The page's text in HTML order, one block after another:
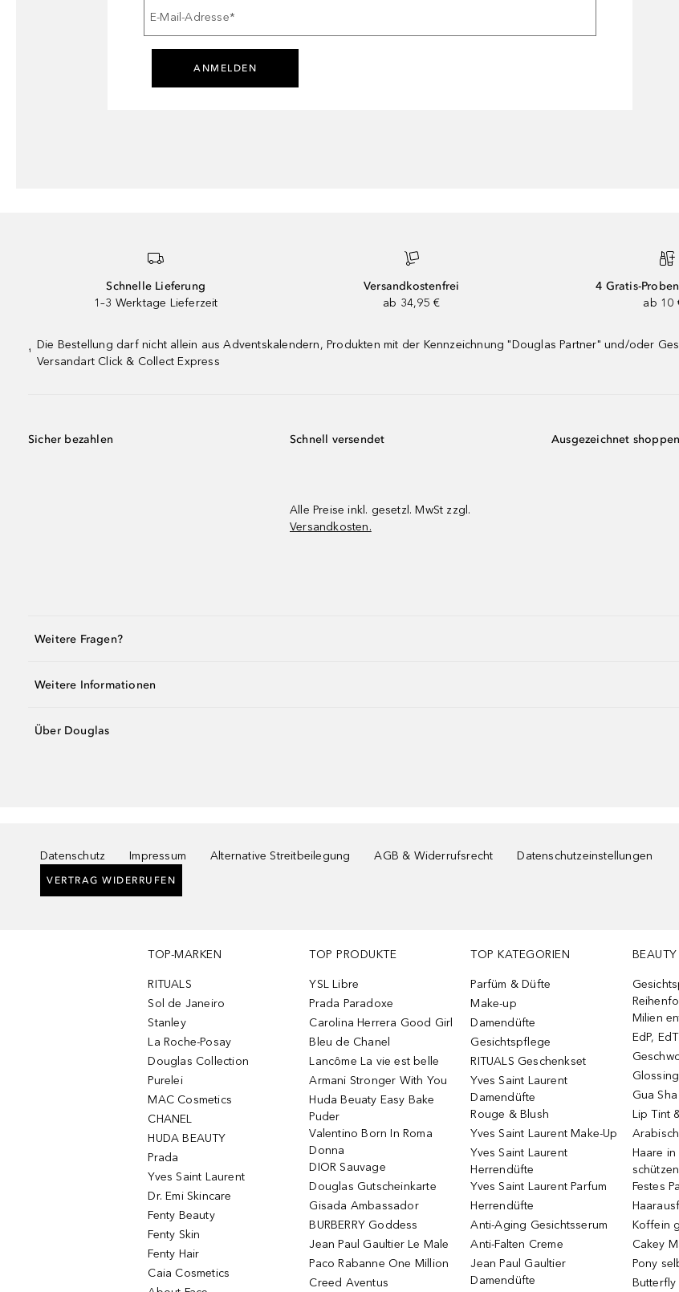
E-Mail-Adresse*
ANMELDEN
Schnelle Lieferung
1–3 Werktage Lieferzeit
Versandkostenfrei
ab 34,95 €
4 Gratis-
ab 10
¹
Die Bestellung darf nicht allein aus Adventskalendern, Produkten mit der Kennzeichnung "Douglas Partner" und/oder
Versandart Click & Collect Express
Sicher bezahlen Schnell versendet
Alle Preise inkl. gesetzl. MwSt zzgl.
Versandkosten.
Ausgezeichnet shoppen
Weitere Fragen?
Weitere Informationen
Über Douglas
Datenschutz Impressum Alternative Streitbeilegung AGB & Widerrufsrecht Datenschutzeinstellungen
VERTRAG WIDERRUFEN
TOP-MARKEN
RITUALS
Sol de Janeiro
Stanley
La Roche-Posay
Douglas Collection
Purelei
MAC Cosmetics
CHANEL
HUDA BEAUTY
Prada
Yves Saint Laurent
Dr. Emi Skincare
Fenty Beauty
Fenty Skin
Fenty Hair
Caia Cosmetics
TOP PRODUKTE
YSL Libre
Prada Paradoxe
Carolina Herrera Good Girl
Bleu de Chanel
Lancôme La vie est belle
Armani Stronger With You
Huda Beuaty Easy Bake
Puder
Valentino Born In Roma
Donna
DIOR Sauvage
Douglas Gutscheinkarte
Gisada Ambassador
BURBERRY Goddess
Jean Paul Gaultier Le Male
Paco Rabanne One Million
Creed Aventus
TOP KATEGORIEN
Parfüm & Düfte
Make-up
Damendüfte
Gesichtspflege
RITUALS Geschenkset
Yves Saint Laurent
Damendüfte
Rouge & Blush
Yves Saint Laurent Make-Up
Yves Saint Laurent
Herrendüfte
Yves Saint Laurent Parfum
Herrendüfte
Anti-Aging Gesichtsserum
Anti-Falten Creme
Jean Paul Gaultier
Damendüfte
Milien
EdP,
Gua
Lip Tint
Haare
schützen
Festes
Koffein
Cakey
Pony
Butterfly